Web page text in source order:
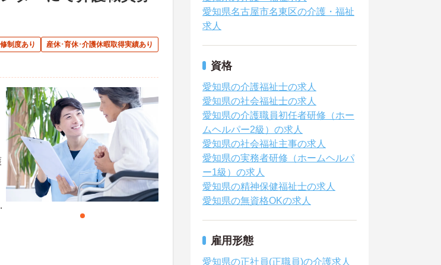
制度あり
産休･育休･介護休暇取得実績あり
愛知県名古屋市名東区の介護・福祉
求人
資格
愛知県の介護福祉士の求人
愛知県の社会福祉士の求人
愛知県の介護職員初任者研修（ホー
ムヘルパー2級）の求人
愛知県の社会福祉主事の求人
愛知県の実務者研修（ホームヘルパ
ー1級）の求人
愛知県の精神保健福祉士の求人
愛知県の無資格OKの求人
雇用形態
愛知県の正社員(正職員)の介護求人